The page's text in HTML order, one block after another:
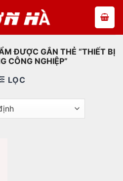
ĐƯỢC GẮN THẺ “THIẾT BỊ
CÔNG NGHIỆP”
LỌC